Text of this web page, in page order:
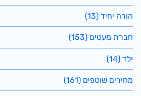
הורה יחיד (13)
חברת מעטים (153)
ילד (14)
מחירים שוטפים (161)